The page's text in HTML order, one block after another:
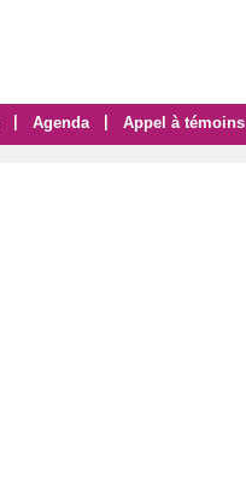
Agenda Appel à témoins